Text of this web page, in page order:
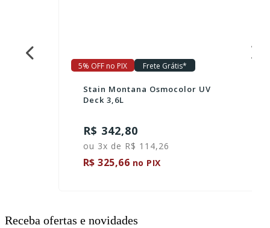
5% OFF no PIX Frete Grátis*
Stain Montana Osmocolor UV
Deck 3,6L
R$ 342,80
ou 3x de R$ 114,26
R$ 325,66 no PIX
Receba ofertas e novidades